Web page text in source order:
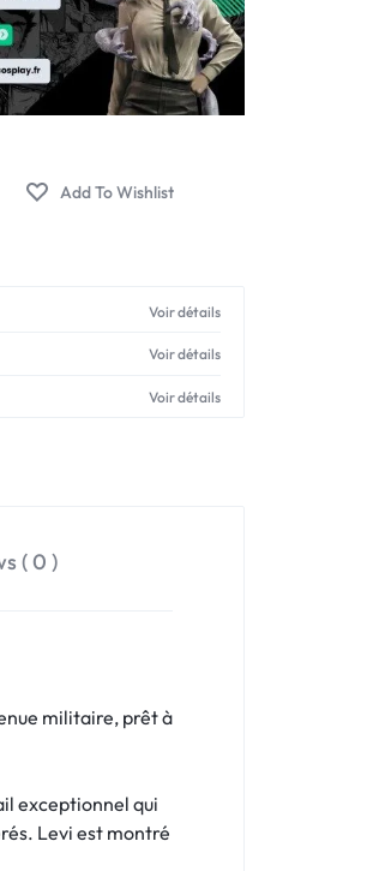
Voir détails
Voir détails
Voir détails
( 0 )
militaire, prêt à
exceptionnel qui
Levi est montré